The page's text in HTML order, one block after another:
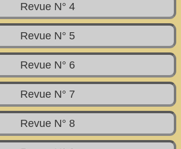
Revue N° 4
Revue N° 5
Revue N° 6
Revue N° 7
Revue N° 8